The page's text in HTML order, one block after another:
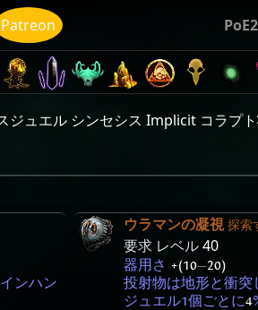
Patreon PoE2
ジュエル シンセシス Implicit コラプ
ンハン
ウラマンの凝視 探索
要求 レベル40
器用さ +(10—20)
投射物は地形と衝
ジュエル1個ごとに4